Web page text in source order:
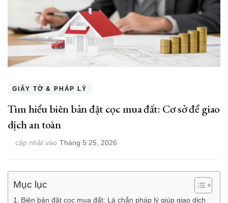
GIẤY TỜ & PHÁP LÝ
Tìm hiểu biên bản đặt cọc mua đất: Cơ sở để giao
dịch an toàn
cập nhật vào Tháng 5 25, 2026
Mục lục
Biên bản đặt cọc mua đất: Lá chắn pháp lý giúp giao dịch